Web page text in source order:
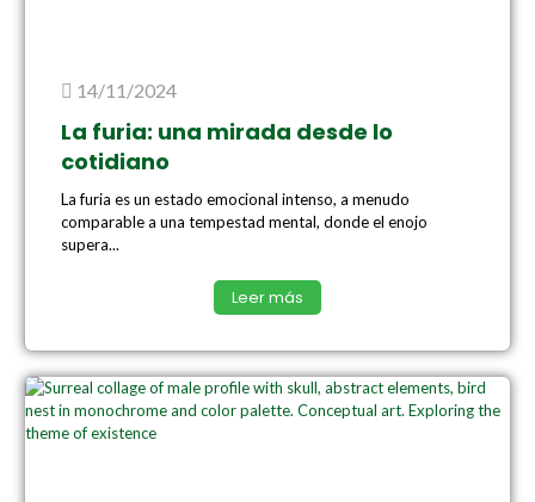
14/11/2024
La furia: una mirada desde lo
cotidiano
La furia es un estado emocional intenso, a menudo
comparable a una tempestad mental, donde el enojo
supera...
Leer más